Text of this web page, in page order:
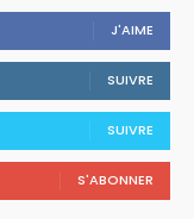
J'AIME
SUIVRE
SUIVRE
S'ABONNER